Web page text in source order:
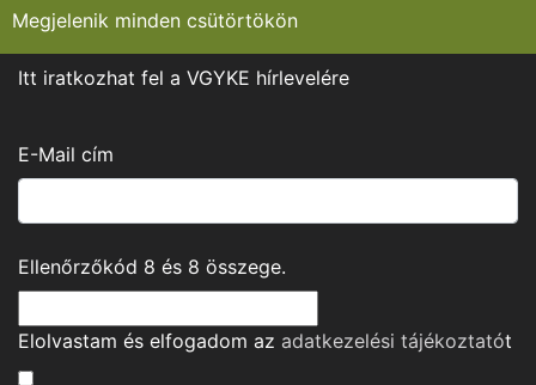
Megjelenik minden csütörtökön
Itt iratkozhat fel a VGYKE hírlevelére
E-Mail cím
Ellenőrzőkód 8 és 8 összege.
Elolvastam és elfogadom az adatkezelési tájékoztatót